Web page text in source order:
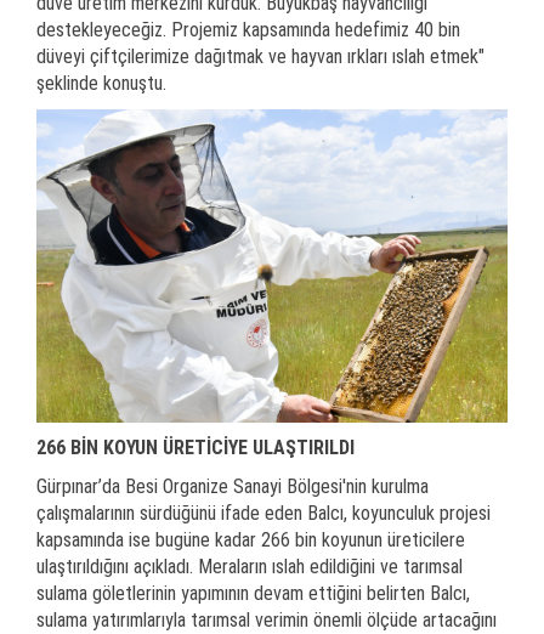
destekleyeceğiz. Projemiz kapsamında hedefimiz 40 bin
düveyi çiftçilerimize dağıtmak ve hayvan ırkları ıslah etmek"
şeklinde konuştu.
266 BİN KOYUN ÜRETİCİYE ULAŞTIRILDI
Gürpınar’da Besi Organize Sanayi Bölgesi'nin kurulma
çalışmalarının sürdüğünü ifade eden Balcı, koyunculuk projesi
kapsamında ise bugüne kadar 266 bin koyunun üreticilere
ulaştırıldığını açıkladı. Meraların ıslah edildiğini ve tarımsal
sulama göletlerinin yapımının devam ettiğini belirten Balcı,
sulama yatırımlarıyla tarımsal verimin önemli ölçüde artacağını